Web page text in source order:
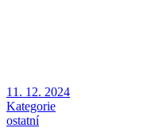
11. 12. 2024
Kategorie
ostatní